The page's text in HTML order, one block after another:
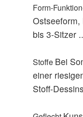
Form-
bis 3-Sitzer
Stoffe Bei
einer
Stoff-